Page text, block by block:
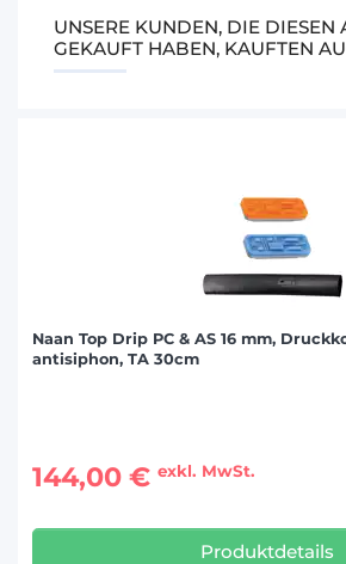
UNSERE KUNDEN, DIE DIESEN
GEKAUFT HABEN, KAUFTEN
Naan Top Drip PC & AS 16 mm,
antisiphon, TA 30cm
144,00 € exkl. MwSt.
Produktdetails